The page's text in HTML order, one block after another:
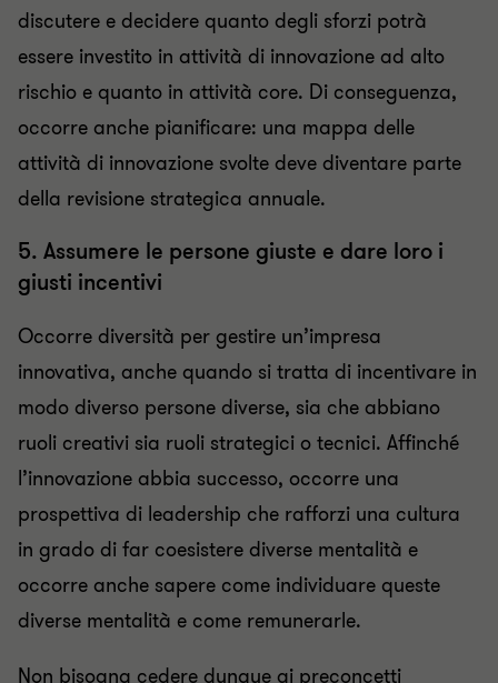
discutere e decidere quanto degli sforzi potrà
essere investito in attività di innovazione ad alto
rischio e quanto in attività core. Di conseguenza,
occorre anche pianificare: una mappa delle
attività di innovazione svolte deve diventare parte
della revisione strategica annuale.
5. Assumere le persone giuste e dare loro i
giusti incentivi
Occorre diversità per gestire un’impresa
innovativa, anche quando si tratta di incentivare in
modo diverso persone diverse, sia che abbiano
ruoli creativi sia ruoli strategici o tecnici. Affinché
l’innovazione abbia successo, occorre una
prospettiva di leadership che rafforzi una cultura
in grado di far coesistere diverse mentalità e
occorre anche sapere come individuare queste
diverse mentalità e come remunerarle.
Non bisogna cedere dunque ai preconcetti